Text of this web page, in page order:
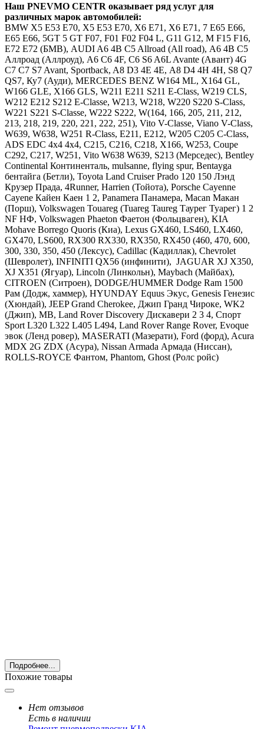
Наш PNEVMO CENTR оказывает ряд услуг для
различных марок автомобилей:
BMW Х5 E53 E70, X5 Е53 Е70, Х6 E71, X6 Е71, 7 E65 E66,
Е65 Е66, 5GT 5 GT F07, F01 F02 F04 L, G11 G12, M F15 F16,
E72 Е72 (БМВ), AUDI A6 4B C5 Allroad (All road), А6 4В С5
Аллроад (Аллроуд), A6 C6 4F, С6 S6 A6L Avante (Авант) 4G
C7 С7 S7 Avant, Sportback, A8 D3 4E 4Е, А8 D4 4H 4Н, S8 Q7
QS7, Ку7 (Ауди), MERCEDES BENZ W164 ML, X164 GL,
W166 GLE, X166 GLS, W211 E211 S211 E-Class, W219 CLS,
W212 E212 S212 E-Classe, W213, W218, W220 S220 S-Class,
W221 S221 S-Classe, W222 S222, W(164, 166, 205, 211, 212,
213, 218, 219, 220, 221, 222, 251), Vito V-Classe, Viano V-Class,
W639, W638, W251 R-Class, Е211, Е212, W205 C205 C-Class,
ADS EDC 4x4 4х4, C215, C216, C218, X166, W253, Coupe
C292, C217, W251, Vito W638 W639, S213 (Мерседес), Bentley
Continental Континенталь, mulsanne, flying spur, Bentayga
бентайга (Бетли), Toyota Land Cruiser Prado 120 150 Лэнд
Крузер Прада, 4Runner, Harrien (Тойота), Porsche Cayenne
Cayene Кайен Каен 1 2, Panamera Панамера, Macan Макан
(Порш), Volkswagen Touareg (Tuareg Taureg Таурег Туарег) 1 2
NF НФ, Volkswagen Phaeton Фаетон (Фольцваген), KIA
Mohave Borrego Quoris (Киа), Lexus GX460, LS460, LX460,
GX470, LS600, RX300 RX330, RX350, RX450 (460, 470, 600,
300, 330, 350, 450 (Лексус), Cadillac (Кадиллак), Сhevrolet
(Шевролет), INFINITI QX56 (инфинити), JAGUAR XJ X350,
XJ X351 (Ягуар), Lincoln (Линкольн), Maybach (Майбах),
CITROEN (Ситроен), DODGE/HUMMER Dodge Ram 1500
Рам (Додж, хаммер), HYUNDAY Equus Экус, Genesis Генезис
(Хюндай), JEEP Grand Cherokee, Джип Гранд Чироке, WK2
(Джип), MB, Land Rover Discovery Дискавери 2 3 4, Спорт
Sport L320 L322 L405 L494, Land Rover Range Rover, Evoque
эвок (Ленд ровер), MASERATI (Мазерати), Ford (форд), Acura
MDX 2G ZDX (Асура), Nissan Armada Армада (Ниссан),
ROLLS-ROYCE Фантом, Phantom, Ghost (Ролс ройс)
Подробнее...
Похожие товары
Нет отзывов
Есть в наличии